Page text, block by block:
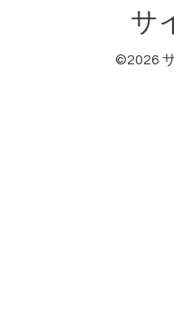
サ
©2026